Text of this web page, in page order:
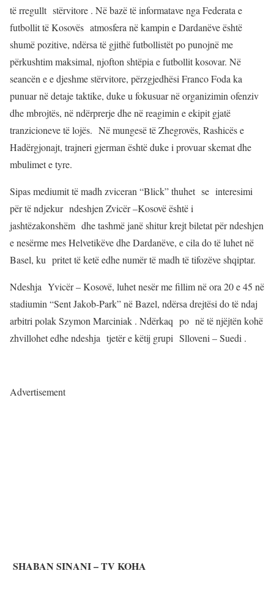
të rregullt stërvitore . Në bazë të informatave nga Federata e
futbollit të Kosovës atmosfera në kampin e Dardanëve është
shumë pozitive, ndërsa të gjithë futbollistët po punojnë me
përkushtim maksimal, njofton shtëpia e futbollit kosovar. Në
seancën e e djeshme stërvitore, përzgjedhësi Franco Foda ka
punuar në detaje taktike, duke u fokusuar në organizimin ofenziv
dhe mbrojtës, në ndërprerje dhe në reagimin e ekipit gjatë
tranzicioneve të lojës. Në mungesë të Zhegrovës, Rashicës e
Hadërgjonajt, trajneri gjerman është duke i provuar skemat dhe
mbulimet e tyre.
Sipas mediumit të madh zviceran “Blick” thuhet se interesimi
për të ndjekur ndeshjen Zvicër –Kosovë është i
jashtëzakonshëm dhe tashmë janë shitur krejt biletat për ndeshjen
e nesërme mes Helvetikëve dhe Dardanëve, e cila do të luhet në
Basel, ku pritet të ketë edhe numër të madh të tifozëve shqiptar.
Ndeshja Yvicër – Kosovë, luhet nesër me fillim në ora 20 e 45 në
stadiumin “Sent Jakob-Park” në Bazel, ndërsa drejtësi do të ndaj
arbitri polak Szymon Marciniak . Ndërkaq po në të njëjtën kohë
zhvillohet edhe ndeshja tjetër e këtij grupi Slloveni – Suedi .
Advertisement
SHABAN SINANI – TV KOHA